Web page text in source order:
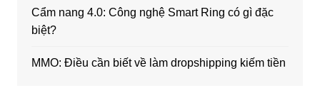
Cẩm nang 4.0: Công nghệ Smart Ring có gì đặc
biệt?
MMO: Điều cần biết về làm dropshipping kiếm tiền